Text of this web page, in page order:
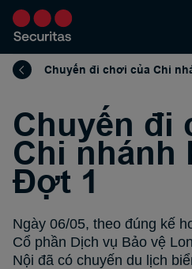
Chuyến đi
Chi nhánh
Đợt 1
Ngày 06/05, theo đúng kế
Cổ phần Dịch vụ Bảo vệ
Nội đã có chuyến du lịch